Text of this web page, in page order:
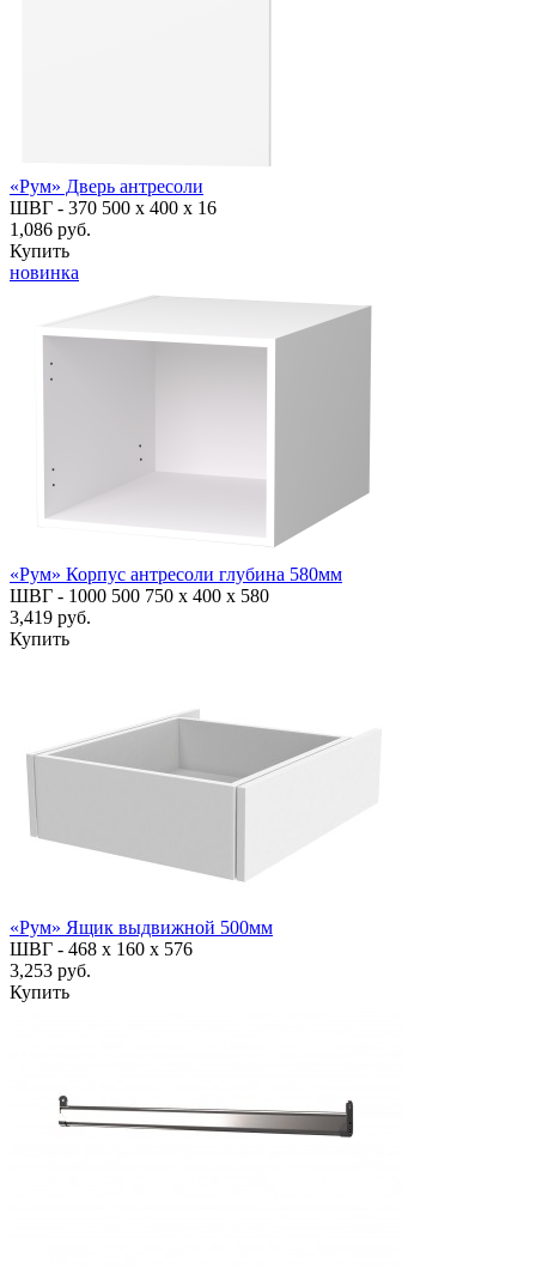
«Рум» Дверь антресоли
ШВГ - 370 500 х 400 х 16
1,086 руб.
Купить
новинка
«Рум» Корпус антресоли глубина 580мм
ШВГ - 1000 500 750 х 400 х 580
3,419 руб.
Купить
«Рум» Ящик выдвижной 500мм
ШВГ - 468 х 160 х 576
3,253 руб.
Купить